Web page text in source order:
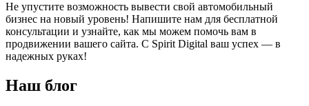
Не упустите возможность вывести свой автомобильный
бизнес на новый уровень! Напишите нам для бесплатной
консультации и узнайте, как мы можем помочь вам в
продвижении вашего сайта. С Spirit Digital ваш успех — в
надежных руках!
Наш блог